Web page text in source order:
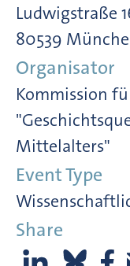
Ludwigstraße
80539
Organisator
Kommission
Mittelalters"
Event Type
Share